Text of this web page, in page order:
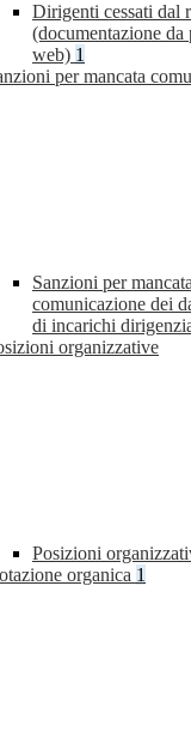
Dirigenti cessati dal
(documentazione
web) 1
per mancata
Sanzioni per
comunicazione dei
di incarichi
organizzative
Posizioni
organica 1